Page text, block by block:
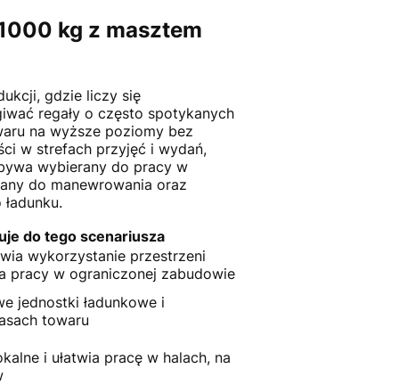
kg z masztem
gdzie liczy się
regały o często spotykanych
na wyższe poziomy bez
w strefach przyjęć i wydań,
wybierany do pracy w
do manewrowania oraz
do tego scenariusza
wykorzystanie przestrzeni
pracy w ograniczonej zabudowie
jednostki ładunkowe i
towaru
i ułatwia pracę w halach, na